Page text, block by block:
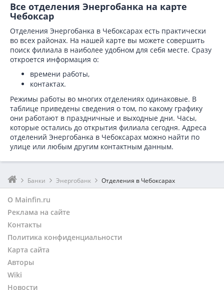
Все отделения Энергобанка на карте
Чебоксар
Отделения Энергобанка в Чебоксарах есть практически
во всех районах. На нашей карте вы можете совершить
поиск филиала в наиболее удобном для себя месте. Сразу
откроется информация о:
времени работы,
контактах.
Режимы работы во многих отделениях одинаковые. В
таблице приведены сведения о том, по какому графику
они работают в праздничные и выходные дни. Часы,
которые остались до открытия филиала сегодня. Адреса
отделений Энергобанка в Чебоксарах можно найти по
улице или любым другим контактным данным.
Банки Энергобанк Отделения в Чебоксарах
О Mainfin.ru
Реклама на сайте
Контакты
Политика конфиденциальности
Карта сайта
Авторы
Wiki
Новости